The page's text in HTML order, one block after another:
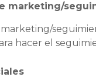
marketing/
marketing/
hacer el